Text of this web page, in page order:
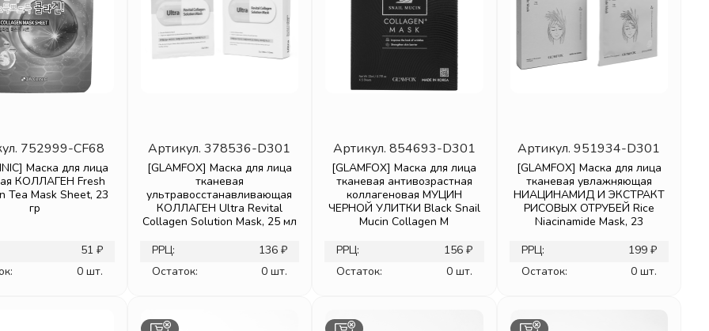
752999-CF68
Маска для лица
КОЛЛАГЕН Fresh
Tea Mask Sheet, 23
гр
51 ₽
0 шт.
Артикул.378536-D301
[GLAMFOX] Маска для лица
тканевая
ультравосстанавливающая
КОЛЛАГЕН Ultra Revital
Collagen Solution Mask, 25 мл
РРЦ:
136 ₽
Остаток:
0 шт.
Артикул. 854693-D301
[GLAMFOX] Маска для лица
тканевая антивозрастная
коллагеновая МУЦИН
ЧЕРНОЙ УЛИТКИ Black Snail
Mucin Collagen M
РРЦ:
156 ₽
Остаток:
0 шт.
Артикул.951934-D301
[GLAMFOX] Маска для лица
тканевая увлажняющая
НИАЦИНАМИД И ЭКСТРАКТ
РИСОВЫХ ОТРУБЕЙ Rice
Niacinamide Mask, 23
РРЦ:
199 ₽
Остаток:
0 шт.